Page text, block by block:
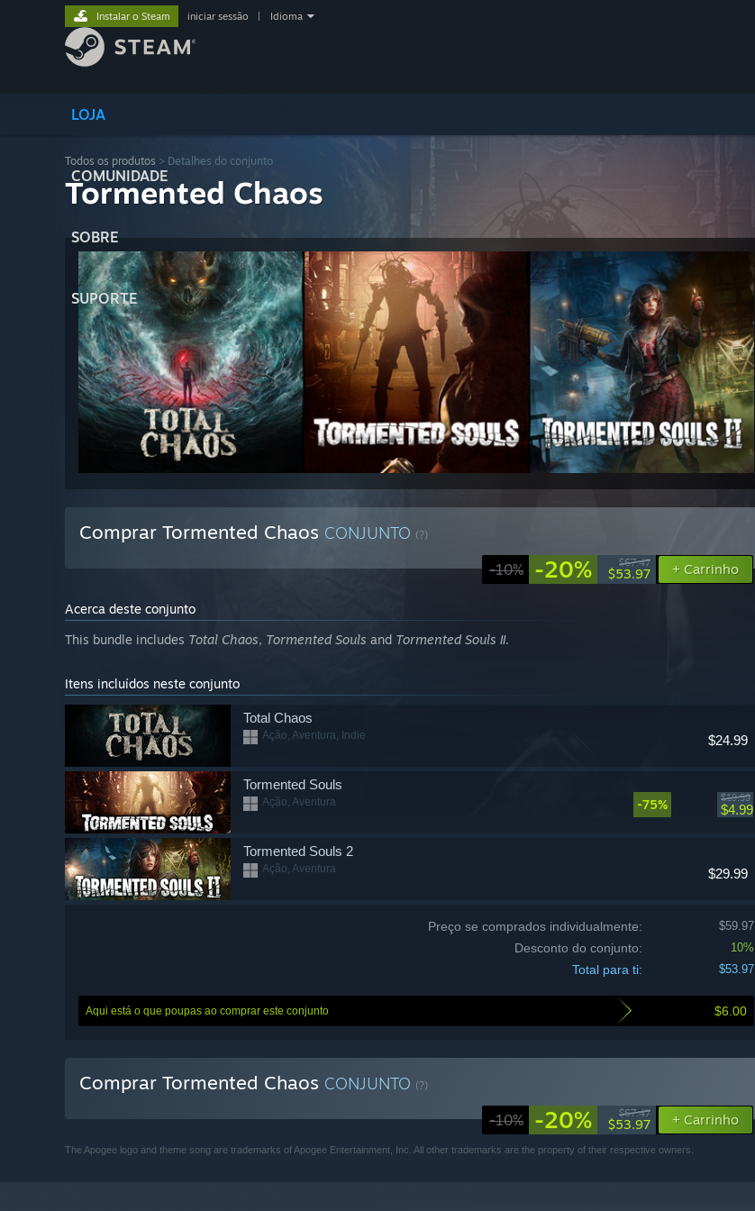
LOJA
COMUNIDADE
SOBRE
SUPORTE
Instalar o Steam iniciar sessão Idioma
Todos os produtos > Detalhes do conjunto
Tormented Chaos
Comprar Tormented Chaos CONJUNTO (?)
-10% -20% $67.47
$53.97 + Carrinho
Acerca deste conjunto
This bundle includes Total Chaos, Tormented Souls and Tormented Souls II.
Itens incluídos neste conjunto
$24.99
Total Chaos
Ação, Aventura, Indie
-75% $19.99
$4.99
Tormented Souls
Ação, Aventura
$29.99
Tormented Souls 2
Ação, Aventura
$59.97
Preço se comprados individualmente:
10%
Desconto do conjunto:
$53.97
Total para ti:
$6.00
Aqui está o que poupas ao comprar este conjunto
Comprar Tormented Chaos CONJUNTO (?)
-10% -20% $67.47
$53.97 + Carrinho
The Apogee logo and theme song are trademarks of Apogee Entertainment, Inc. All other trademarks are the property of their respective owners.